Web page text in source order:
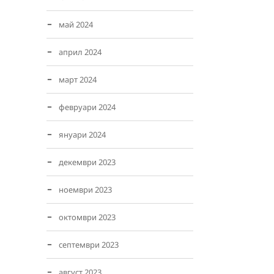
май 2024
април 2024
март 2024
февруари 2024
януари 2024
декември 2023
ноември 2023
октомври 2023
септември 2023